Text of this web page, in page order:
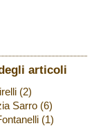
articoli
(2)
Sarro(6)
(1)